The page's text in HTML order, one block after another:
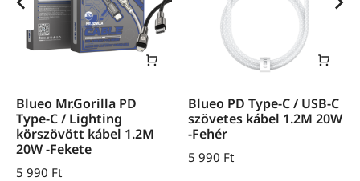
Blueo Mr.Gorilla PD
Type-C / Lighting
körszövött kábel 1.2M
20W -Fekete
5 990 Ft
Blueo PD Type-C / USB-C
szövetes kábel 1.2M 20W
-Fehér
5 990 Ft